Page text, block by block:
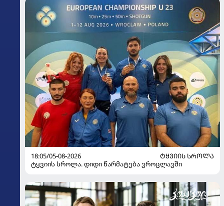
18:05/05-08-2026
ᲢᲧᲕᲘᲘᲡ ᲡᲠᲝᲚᲐ
ტყვიის სროლა. დიდი წარმატება ვროცლავში